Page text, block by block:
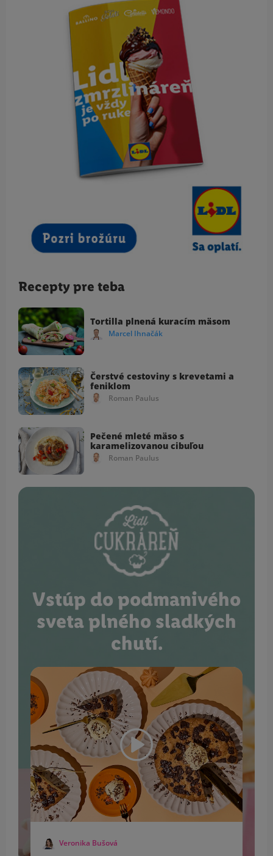
Recepty pre teba
Tortilla plnená kuracím mäsom
Marcel Ihnačák
Čerstvé cestoviny s krevetami a
feniklom
Roman Paulus
Pečené mleté mäso s
karamelizovanou cibuľou
Roman Paulus
Vstúp do podmanivého
sveta plného sladkých
chutí.
Veronika Bušová